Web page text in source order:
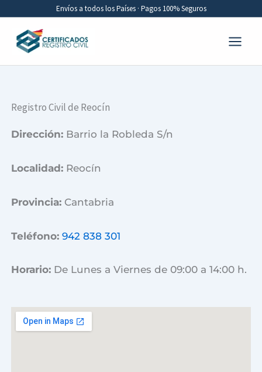
contenido
Envíos a todos los Países · Pagos 100% Seguros
Registro Civil de Reocín
Dirección: Barrio la Robleda S/n
Localidad: Reocín
Provincia: Cantabria
Teléfono: 942 838 301
Horario: De Lunes a Viernes de 09:00 a 14:00 h.